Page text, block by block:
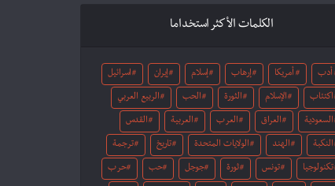
الكلمات الأكثر استخداما
أدب أمريكا إرهاب إسلام إيران اسرائيل
اكتئاب الإسلام الثورة الحب الربيع العربي
السعودية العراق العرب العربية القدس
النكبة الهند الولايات المتحدة تاريخ ترجمة
تكنولوجيا تونس ثورة جوجل حب حرب